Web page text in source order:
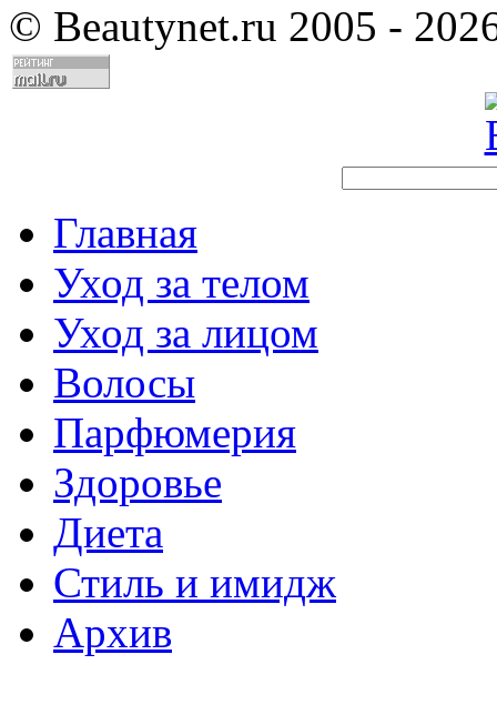
© Beautynet.ru 2005 -
Главная
Уход за телом
Уход за лицом
Волосы
Парфюмерия
Здоровье
Диета
Стиль и имидж
Архив